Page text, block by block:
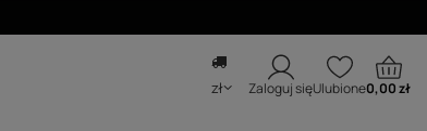
zł Zaloguj sięUlubione0,00 zł